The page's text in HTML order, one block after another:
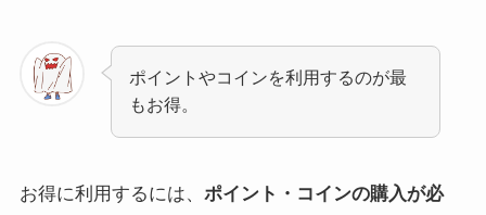
ポイントやコインを利用するのが最
もお得。
お得に利用するには、 ポイント・コインの購入が必